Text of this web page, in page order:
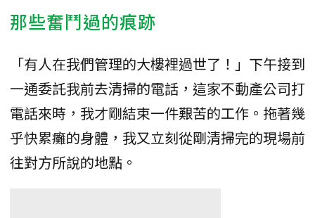
那些奮鬥過的痕跡
「有人在我們管理的大樓裡過世了！」下午接到
一通委託我前去清掃的電話，這家不動產公司打
電話來時，我才剛結束一件艱苦的工作。拖著幾
乎快累癱的身體，我又立刻從剛清掃完的現場前
往對方所說的地點。